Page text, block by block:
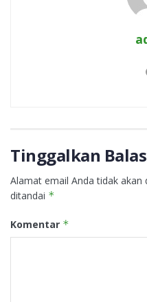
Tinggalkan
Alamat email Anda tidak akan
ditandai *
Komentar *